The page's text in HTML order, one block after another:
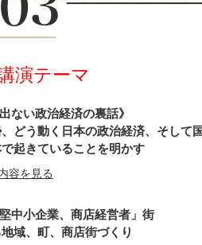
える「風林火山」の兵法に学ぶ経
―女の戦（いくさ）
内容を見る
江兼続」という生き方
容を見る
豊の妻に学ぶ男の力・女の智慧
演テーマ
ない政治経済の裏話》
どう動く日本の政治経済、そして
起きていることを明かす
容を見る
中小企業、商店経営者」街
域、町、商店街づくり